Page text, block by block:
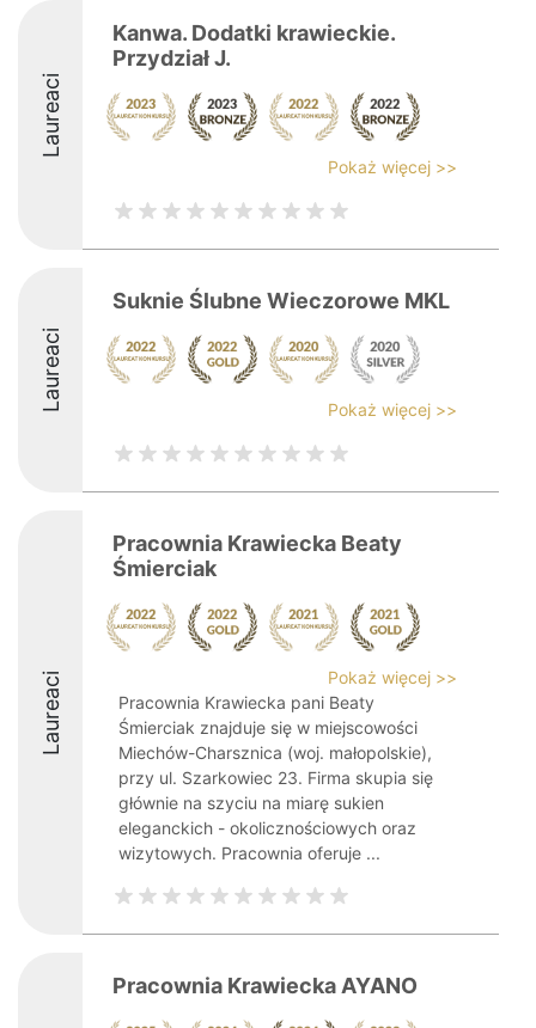
Laureaci
Kanwa. Dodatki krawieckie.
Przydział J.
Pokaż więcej >>
Laureaci
Suknie Ślubne Wieczorowe MKL
Pokaż więcej >>
Laureaci
Pracownia Krawiecka Beaty
Śmierciak
Pokaż więcej >>
Pracownia Krawiecka pani Beaty
Śmierciak znajduje się w miejscowości
Miechów-Charsznica (woj. małopolskie),
przy ul. Szarkowiec 23. Firma skupia się
głównie na szyciu na miarę sukien
eleganckich - okolicznościowych oraz
wizytowych. Pracownia oferuje ...
Pracownia Krawiecka AYANO